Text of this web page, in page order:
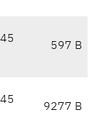
597 B
9277 B